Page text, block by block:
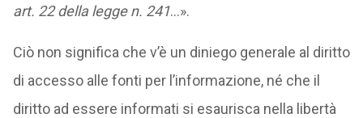
art. 22 della legge n. 241…».
Ciò non significa che v’è un diniego generale al diritto
di accesso alle fonti per l’informazione, né che il
diritto ad essere informati si esaurisca nella libertà